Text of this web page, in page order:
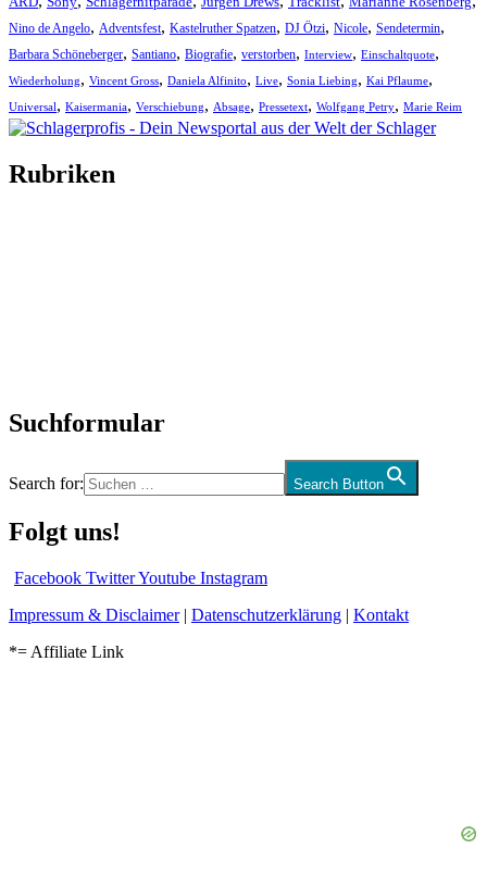
Nino de Angelo, Adventsfest, Kastelruther Spatzen, DJ Ötzi, Nicole, Sendetermin,
Barbara Schöneberger, Santiano, Biografie, verstorben, Interview, Einschaltquote,
Wiederholung, Vincent Gross, Daniela Alfinito, Live, Sonia Liebing, Kai Pflaume,
Universal, Kaisermania, Verschiebung, Absage, Pressetext, Wolfgang Petry, Marie Reim
Rubriken
Suchformular
Search for: Search Button
Folgt uns!
Facebook TwitterYoutube Instagram
Impressum & Disclaimer| Datenschutzerklärung | Kontakt
*= Affiliate Link